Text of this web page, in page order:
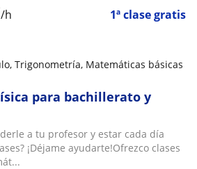
/h 1ª clase gratis
Trigonometría, Matemáticas básicas
para bachillerato y
a tu profesor y estar cada día
¡Déjame ayudarte!Ofrezco clases